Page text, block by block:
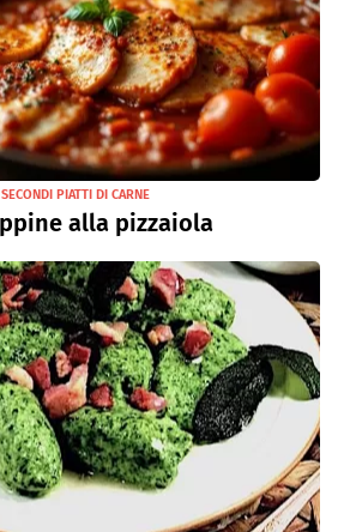
SECONDI PIATTI DI CARNE
alla pizzaiola